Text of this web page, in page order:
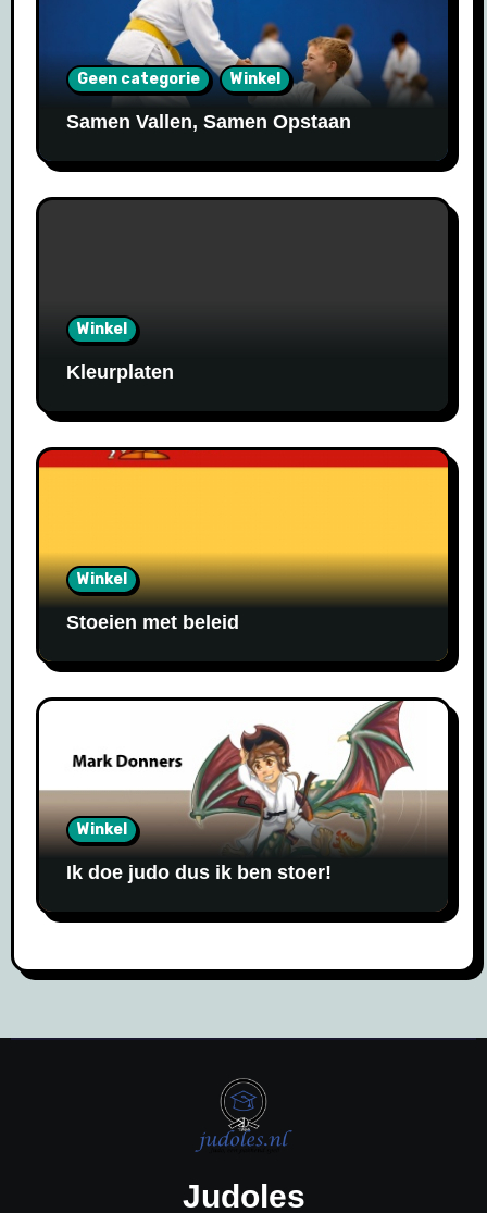
Geen categorie Winkel
Samen Vallen, Samen Opstaan
Winkel
Kleurplaten
Winkel
Stoeien met beleid
Winkel
Ik doe judo dus ik ben stoer!
Judoles